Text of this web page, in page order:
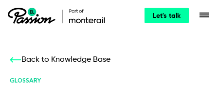
Let's talk
Back to Knowledge Base
GLOSSARY